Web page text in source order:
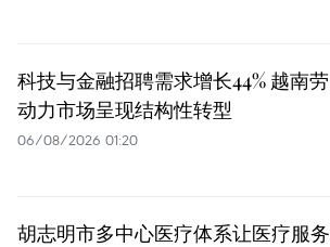
科技与金融招聘需求增长44% 越南劳
动力市场呈现结构性转型
06/08/2026 01:20
胡志明市多中心医疗体系让医疗服务